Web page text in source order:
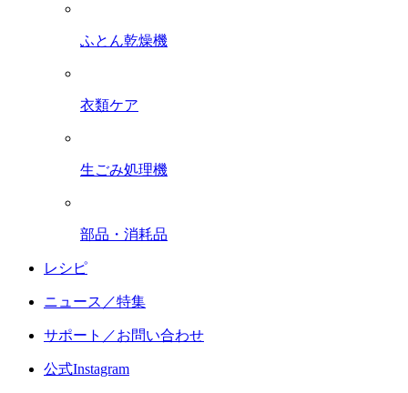
ふとん乾燥機
衣類ケア
生ごみ処理機
部品・消耗品
レシピ
ニュース／特集
サポート／お問い合わせ
公式Instagram